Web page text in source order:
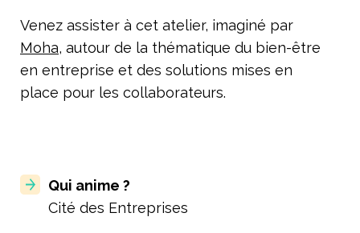
Venez assister à cet atelier, imaginé par
Moha, autour de la thématique du bien-être
en entreprise et des solutions mises en
place pour les collaborateurs.
Qui anime ?
Cité des Entreprises